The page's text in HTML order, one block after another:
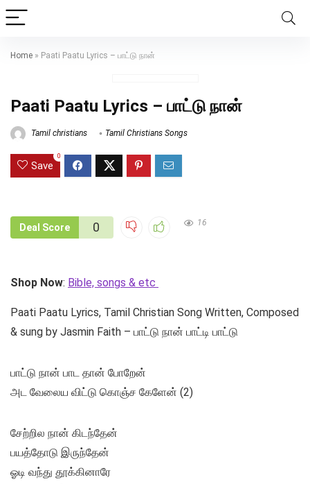
Home » Paati Paatu Lyrics – பாட்டு நான்
Paati Paatu Lyrics – பாட்டு நான்
Tamil christians Tamil Christians Songs
Save
0
Deal Score 0 16
Shop Now: Bible, songs & etc
Paati Paatu Lyrics, Tamil Christian Song Written, Composed
& sung by Jasmin Faith – பாட்டு நான் பாட்டி பாட்டு
பாட்டு நான் பாட தான் போறேன்
அட வேலைய விட்டு கொஞ்ச கேளேன் (2)
சேற்றில நான் கிடந்தேன்
பயத்தோடு இருந்தேன்
ஓடி வந்து தூக்கினாரே